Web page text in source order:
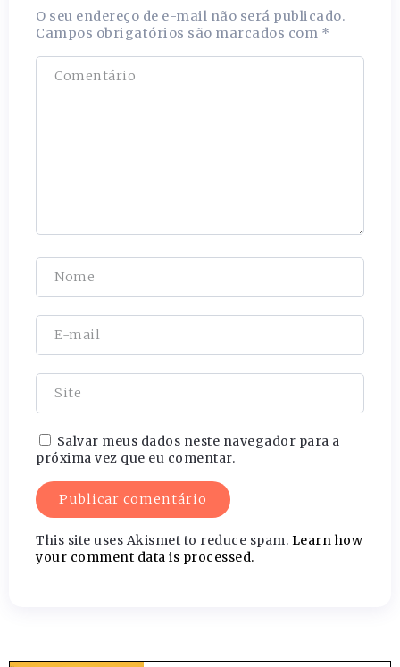
O seu endereço de e-mail não será publicado.
Campos obrigatórios são marcados com *
Salvar meus dados neste navegador para a
próxima vez que eu comentar.
This site uses Akismet to reduce spam. Learn how
your comment data is processed.